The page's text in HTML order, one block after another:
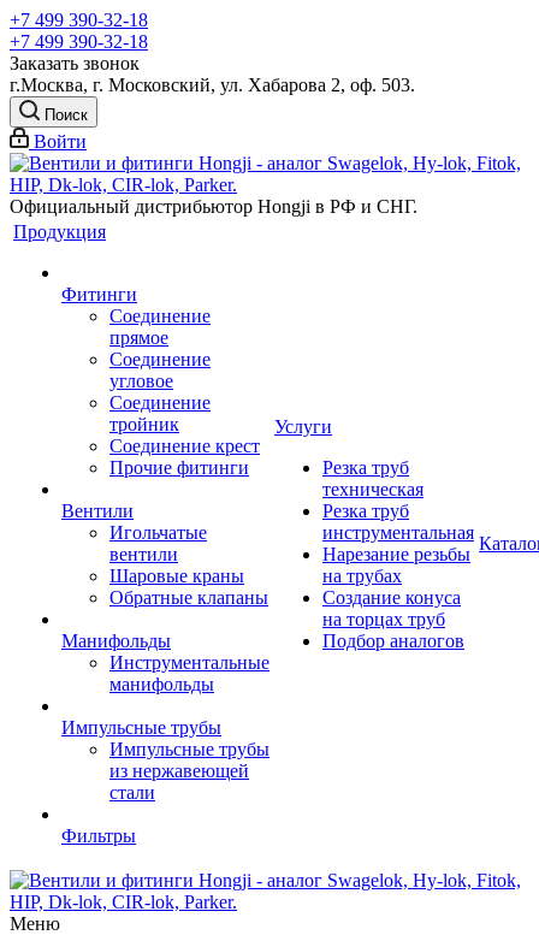
+7 499 390-32-18
+7 499 390-32-18
Заказать звонок
г.Москва, г. Московский, ул. Хабарова 2, оф. 503.
Поиск
Войти
Официальный дистрибьютор Hongji в РФ и СНГ.
Продукция
Фитинги
Соединение
прямое
Соединение
угловое
Соединение
тройник
Соединение крест
Прочие фитинги
Вентили
Игольчатые
вентили
Шаровые краны
Обратные клапаны
Манифольды
Инструментальные
манифольды
Импульсные трубы
Импульсные трубы
из нержавеющей
стали
Фильтры
Услуги
Резка труб
техническая
Резка труб
инструментальная
Нарезание резьбы
на трубах
Создание конуса
на торцах труб
Подбор аналогов
Меню